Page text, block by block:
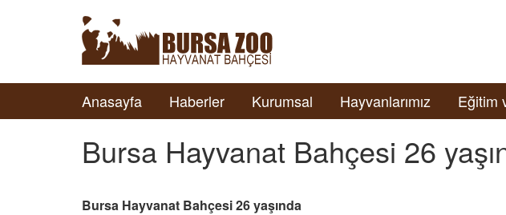
Anasayfa Haberler Kurumsal Hayvanlarımız Eğitim
Bursa Hayvanat Bahçesi 26
Bursa Hayvanat Bahçesi 26 yaşında